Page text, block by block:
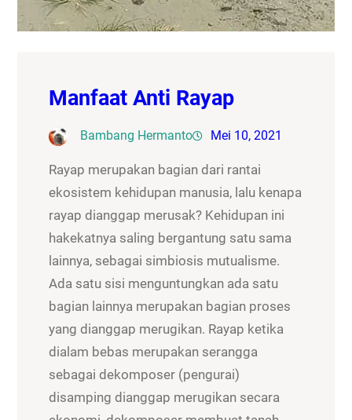
Manfaat Anti Rayap
Bambang Hermanto Mei 10, 2021
Rayap merupakan bagian dari rantai
ekosistem kehidupan manusia, lalu kenapa
rayap dianggap merusak? Kehidupan ini
hakekatnya saling bergantung satu sama
lainnya, sebagai simbiosis mutualisme.
Ada satu sisi menguntungkan ada satu
bagian lainnya merupakan bagian proses
yang dianggap merugikan. Rayap ketika
dialam bebas merupakan serangga
sebagai dekomposer (pengurai)
disamping dianggap merugikan secara